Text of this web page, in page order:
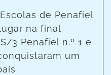
de Penafiel
na final
3 Penafiel n.º 1 e
um